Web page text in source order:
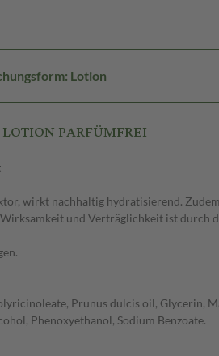
Lotion
PARFÜMFREI
wirkt nachhaltig hydratisierend.
und Verträglichkeit ist
Prunus dulcis oil, Glycerin,
Phenoxyethanol, Sodium Benzoate.